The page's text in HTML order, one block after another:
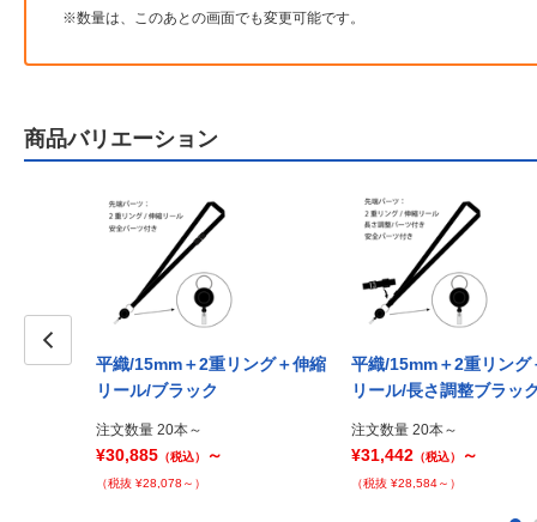
数量は、このあとの画面でも変更可能です。
商品バリエーション
平織/15mm＋2重リング＋伸縮
リール/ブラック
注文数量 20本～
¥30,885 （税込） ～
（税抜 ¥28,078～）
平織/15mm＋2重リング
リール/長さ調整ブラッ
注文数量 20本～
¥31,442 （税込） ～
（税抜 ¥28,584～）